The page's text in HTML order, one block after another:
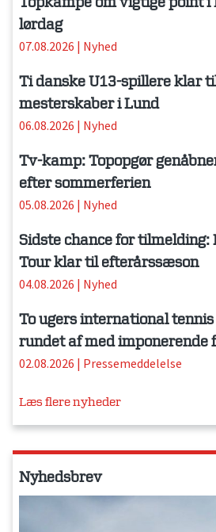
lørdag
07.08.2026 | Nyhed
Ti danske U13-spillere klar
mesterskaber i Lund
06.08.2026 | Nyhed
Tv-kamp: Topopgør
efter sommerferien
05.08.2026 | Nyhed
Sidste chance for tilmelding:
Tour klar til efterårssæson
04.08.2026 | Nyhed
To ugers international
rundet af med imponerende
02.08.2026 | Pressemeddelelse
Læs flere nyheder
Nyhedsbrev